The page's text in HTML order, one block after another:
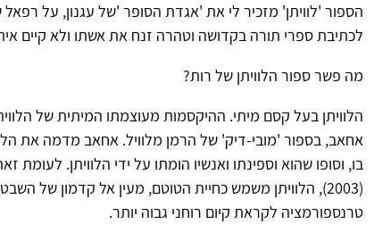
הספור 'לוויתן' מזכיר לי את 'אגדת הסופר 'של עגנון, על
לכתיבת ספרי תורה בקדושה וטהרה זנח את אשתו ולא קיים
מה פשר ספור הלוויתן של רות?
הלוויתן בעל קסם מיתי. ההיקסמות מעוצמתו המיתית של
אחאב, בספור 'מובי-דיק' של הרמן מלוויל. אחאב מדמה את
בו, וסופו שהוא וספינתו ואנשיו הומתו על ידי הלוויתן.
(2003), הלוויתן משמש כחיית הטוטם, מעין אל קדמון של
טרנספורמציה לקראת קיום רוחני גבוה יותר.